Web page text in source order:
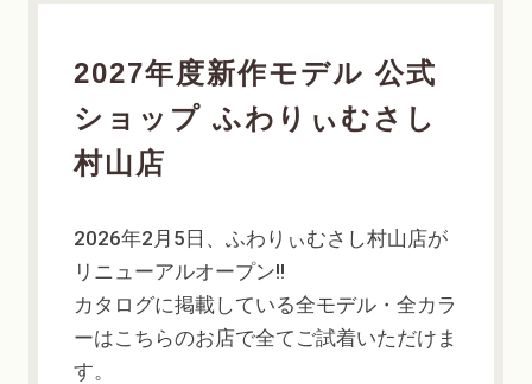
2027年度新作モデル 公式
ショップ ふわりぃむさし
村山店
2026年2月5日、ふわりぃむさし村山店が
リニューアルオープン!!
カタログに掲載している全モデル・全カラ
ーはこちらのお店で全てご試着いただけま
す。